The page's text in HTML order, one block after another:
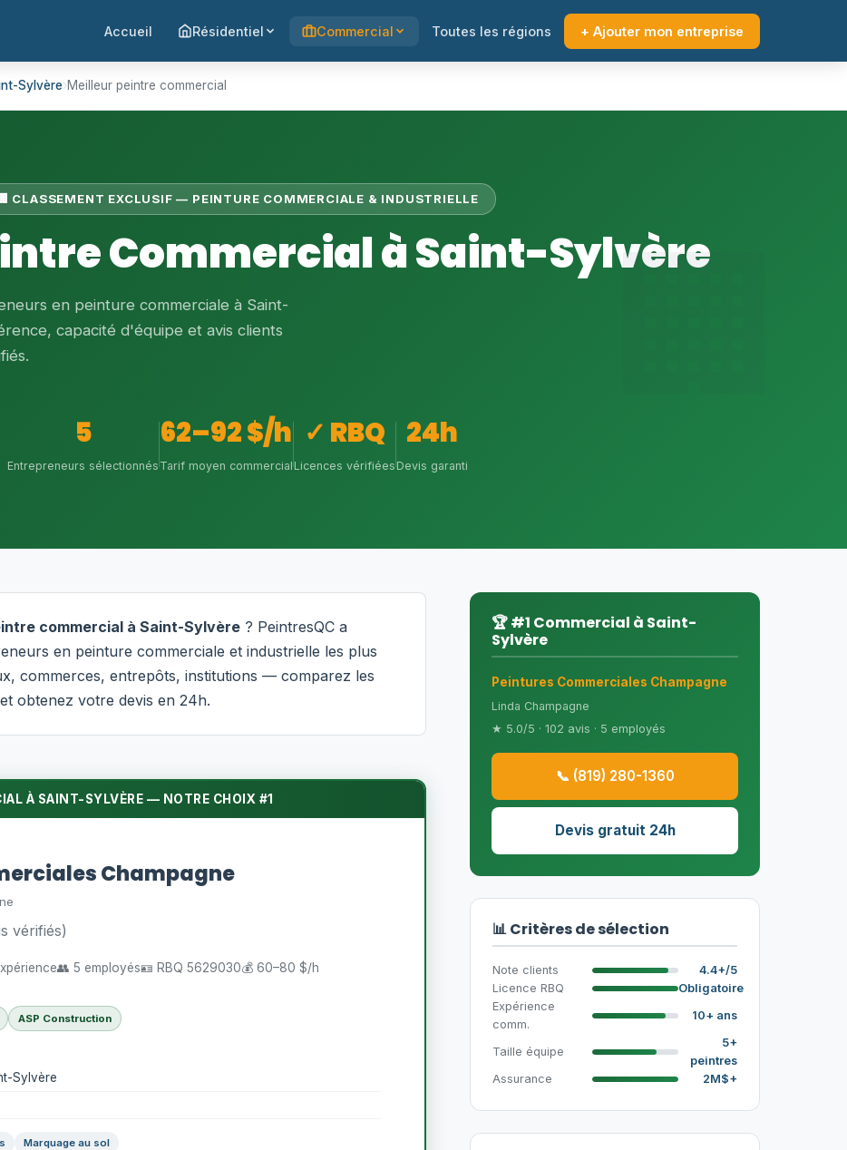
Accueil Résidentiel Commercial Toutes les régions + Ajouter mon entreprise
Sylvère›Meilleur peintre commercial
🏢 CLASSEMENT EXCLUSIF — PEINTURE COMMERCIALE & INDUSTRIELLE
Commercial à Saint-Sylvère
en peinture commerciale à Saint-
capacité d'équipe et avis clients
5
Entrepreneurs sélectionnés
62–92 $/h
Tarif moyen commercial
✓ RBQ
Licences vérifiées
24h
Devis garanti
commercial à Saint-Sylvère ? PeintresQC a
en peinture commerciale et industrielle les plus
commerces, entrepôts, institutions — comparez les
obtenez votre devis en 24h.
À SAINT-SYLVÈRE — NOTRE CHOIX #1
Champagne
vérifiés)
👥 5 employés🪪 RBQ 5629030💰 60–80 $/h
ASP Construction
Sylvère
Marquage au sol
🏆 #1 Commercial à Saint-
Sylvère
Peintures Commerciales Champagne
Linda Champagne
★ 5.0/5 · 102 avis · 5 employés
📞 (819) 280-1360
Devis gratuit 24h
📊 Critères de sélection
Note clients
4.4+/5
Licence RBQ
Obligatoire
Expérience
comm.
10+ ans
Taille équipe
5+
peintres
Assurance
2M$+